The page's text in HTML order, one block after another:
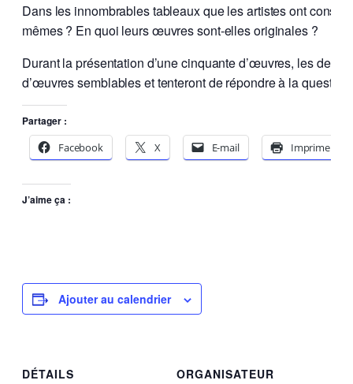
Dans les innombrables tableaux que les artistes ont
mêmes ? En quoi leurs œuvres sont-elles originales ?
Durant la présentation d’une cinquante d’œuvres, les deux
d’œuvres semblables et tenteront de répondre à la
Partager :
Facebook
X E-mail Imprimer
J’aime ça :
Ajouter au calendrier
DÉTAILS
ORGANISATEUR